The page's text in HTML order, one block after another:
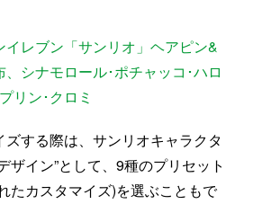
イレブン「サンリオ」ヘアピン&
シナモロール･ポチャッコ･ハロ
リン･クロミ
する際は、サンリオキャラクタ
ザイン”として、9種のプリセット
たカスタマイズ)を選ぶこともで